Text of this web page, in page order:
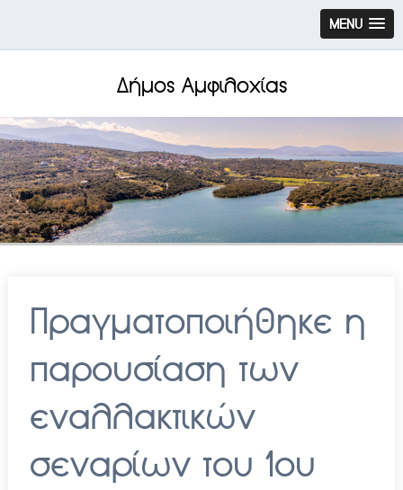
MENU
Δήμος Αμφιλοχίας
Πραγματοποιήθηκε η
παρουσίαση των
εναλλακτικών
σεναρίων του 1ου